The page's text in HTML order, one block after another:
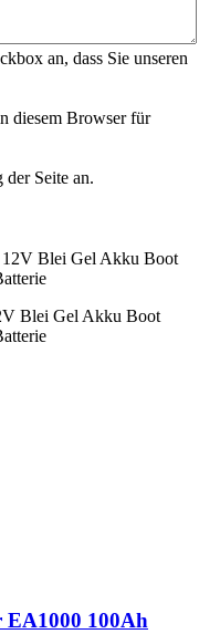
an, dass Sie unseren
diesem Browser für
Seite an.
Blei Gel Akku Boot
EA1000 100Ah